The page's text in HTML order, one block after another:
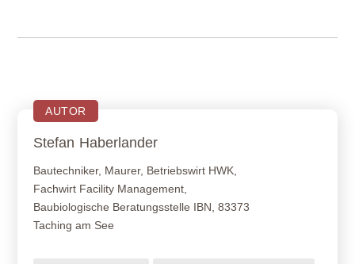
AUTOR
Stefan Haberlander
Bautechniker, Maurer, Betriebswirt HWK,
Fachwirt Facility Management,
Baubiologische Beratungsstelle IBN, 83373
Taching am See